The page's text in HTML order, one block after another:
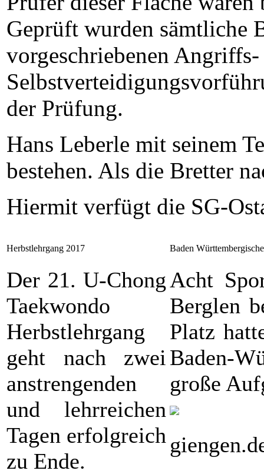
Geprüft wurden sämtliche
vorgeschriebenen
der Prüfung.
Hans Leberle mit seinem
bestehen. Als die Bretter
Hiermit verfügt die SG-
Herbstlehrgang 2017
Der 21. U-Chong
Taekwondo
Herbstlehrgang
geht nach zwei
anstrengenden
und lehrreichen
Tagen erfolgreich
zu Ende.
Baden
Acht
Berglen
Platz
Baden-
große